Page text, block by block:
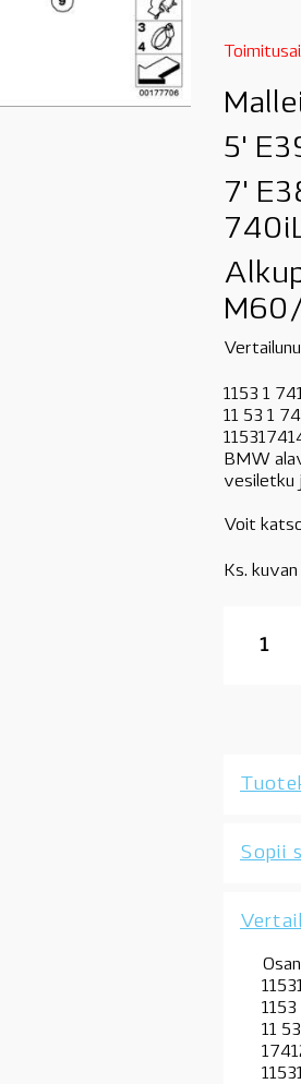
5'
7'
1153 1
11 53 1
BMW
vesiletku
Voit
Ks.
määrä
Sopii
11